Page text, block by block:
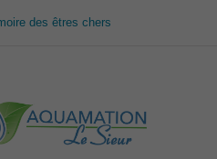
des êtres chers